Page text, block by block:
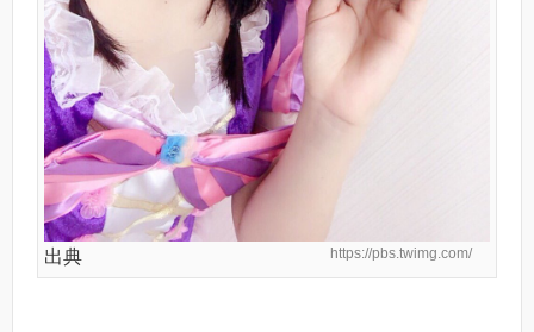
出典 https://pbs.twimg.com/